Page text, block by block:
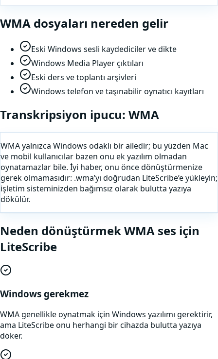
WMA dosyaları nereden gelir
Eski Windows sesli kaydediciler ve dikte
Windows Media Player çıktıları
Eski ders ve toplantı arşivleri
Windows telefon ve taşınabilir oynatıcı kayıtları
Transkripsiyon ipucu: WMA
WMA yalnızca Windows odaklı bir ailedir; bu yüzden Mac
ve mobil kullanıcılar bazen onu ek yazılım olmadan
oynatamazlar bile. İyi haber, onu önce dönüştürmenize
gerek olmamasıdır: .wma’yı doğrudan LiteScribe’e yükleyin;
işletim sisteminizden bağımsız olarak bulutta yazıya
dökülür.
Neden dönüştürmekWMA ses için
LiteScribe
Windows gerekmez
WMA genellikle oynatmak için Windows yazılımı gerektirir,
ama LiteScribe onu herhangi bir cihazda bulutta yazıya
döker.